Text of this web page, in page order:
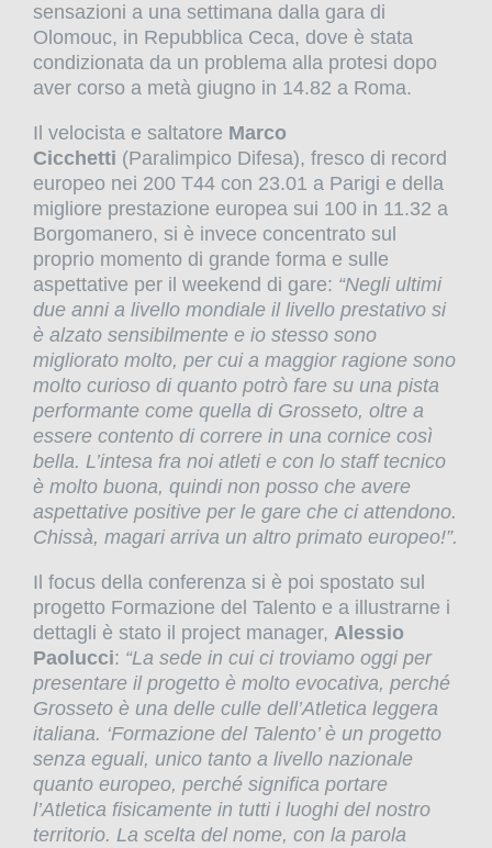
sensazioni a una settimana dalla gara di
Olomouc, in Repubblica Ceca, dove è stata
condizionata da un problema alla protesi dopo
aver corso a metà giugno in 14.82 a Roma.
Il velocista e saltatore Marco
Cicchetti (Paralimpico Difesa), fresco di record
europeo nei 200 T44 con 23.01 a Parigi e della
migliore prestazione europea sui 100 in 11.32 a
Borgomanero, si è invece concentrato sul
proprio momento di grande forma e sulle
aspettative per il weekend di gare: “Negli ultimi
due anni a livello mondiale il livello prestativo si
è alzato sensibilmente e io stesso sono
migliorato molto, per cui a maggior ragione sono
molto curioso di quanto potrò fare su una pista
performante come quella di Grosseto, oltre a
essere contento di correre in una cornice così
bella. L’intesa fra noi atleti e con lo staff tecnico
è molto buona, quindi non posso che avere
aspettative positive per le gare che ci attendono.
Chissà, magari arriva un altro primato europeo!”.
Il focus della conferenza si è poi spostato sul
progetto Formazione del Talento e a illustrarne i
dettagli è stato il project manager, Alessio
Paolucci: “La sede in cui ci troviamo oggi per
presentare il progetto è molto evocativa, perché
Grosseto è una delle culle dell’Atletica leggera
italiana. ‘Formazione del Talento’ è un progetto
senza eguali, unico tanto a livello nazionale
quanto europeo, perché significa portare
l’Atletica fisicamente in tutti i luoghi del nostro
territorio. La scelta del nome, con la parola